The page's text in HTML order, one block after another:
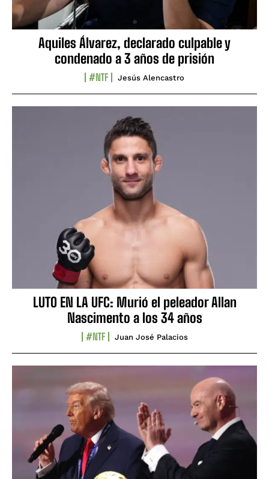
Aquiles Álvarez, declarado culpable y
condenado a 3 años de prisión
#NTF Jesús Alencastro
LUTO EN LA UFC: Murió el peleador Allan
Nascimento a los 34 años
#NTF Juan José Palacios